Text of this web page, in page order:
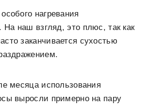
нагревания
На наш взгляд, это плюс, так как
заканчивается сухостью
месяца использования
выросли примерно на пару